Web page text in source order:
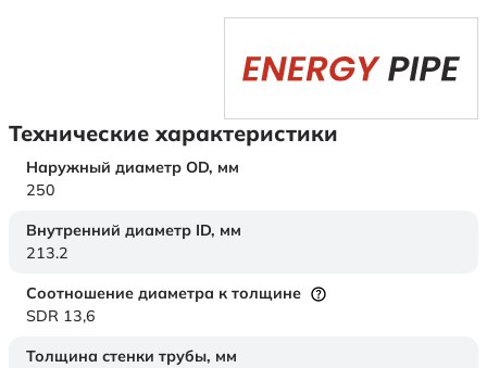
Технические характеристики
Наружный диаметр OD, мм
250
Внутренний диаметр ID, мм
213.2
Соотношение диаметра к толщине
SDR 13,6
Толщина стенки трубы, мм